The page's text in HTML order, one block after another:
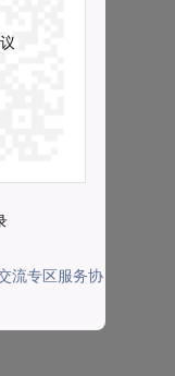
流专区服务协